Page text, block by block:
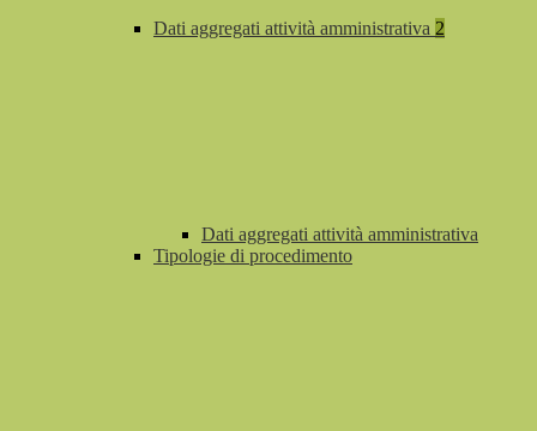
Dati aggregati attività amministrativa 2
Dati aggregati attività amministrativa
Tipologie di procedimento